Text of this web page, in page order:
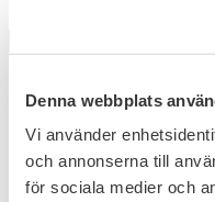
Denna webbplats
Vi använder
och annonserna till
för sociala medier och